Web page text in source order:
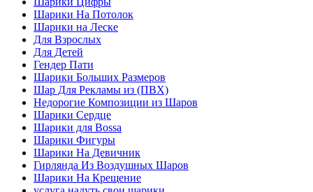
Шарики На Потолок
Шарики на Леске
Для Взрослых
Для Детей
Гендер Пати
Шарики Больших Размеров
Шар Для Рекламы из (ПВХ)
Недорогие Композиции из Шаров
Шарики Сердце
Шарики для Воssa
Шарики Фигуры
Шарики На Девичник
Гирлянда Из Воздушных Шаров
Шарики На Крещение